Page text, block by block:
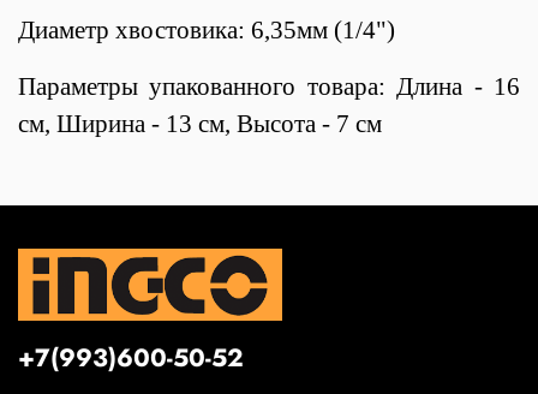
Диаметр хвостовика: 6,35мм (1/4")
Параметры упакованного товара: Длина - 16
см, Ширина - 13 см, Высота - 7 см
+7(993)600-50-52